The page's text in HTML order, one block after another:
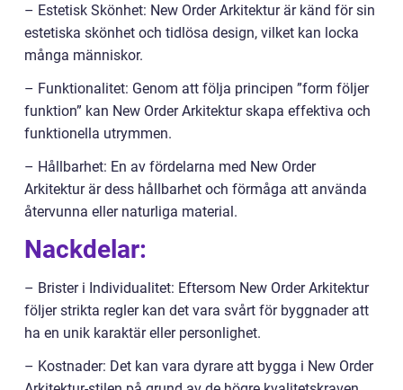
– Estetisk Skönhet: New Order Arkitektur är känd för sin
estetiska skönhet och tidlösa design, vilket kan locka
många människor.
– Funktionalitet: Genom att följa principen ”form följer
funktion” kan New Order Arkitektur skapa effektiva och
funktionella utrymmen.
– Hållbarhet: En av fördelarna med New Order
Arkitektur är dess hållbarhet och förmåga att använda
återvunna eller naturliga material.
Nackdelar:
– Brister i Individualitet: Eftersom New Order Arkitektur
följer strikta regler kan det vara svårt för byggnader att
ha en unik karaktär eller personlighet.
– Kostnader: Det kan vara dyrare att bygga i New Order